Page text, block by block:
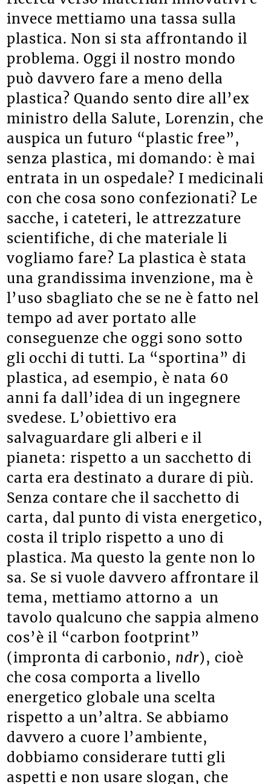
ricerca verso materiali innovativi e
invece mettiamo una tassa sulla
plastica. Non si sta affrontando il
problema. Oggi il nostro mondo
può davvero fare a meno della
plastica? Quando sento dire all’ex
ministro della Salute, Lorenzin, che
auspica un futuro “plastic free”,
senza plastica, mi domando: è mai
entrata in un ospedale? I medicinali
con che cosa sono confezionati? Le
sacche, i cateteri, le attrezzature
scientifiche, di che materiale li
vogliamo fare? La plastica è stata
una grandissima invenzione, ma è
l’uso sbagliato che se ne è fatto nel
tempo ad aver portato alle
conseguenze che oggi sono sotto
gli occhi di tutti. La “sportina” di
plastica, ad esempio, è nata 60
anni fa dall’idea di un ingegnere
svedese. L’obiettivo era
salvaguardare gli alberi e il
pianeta: rispetto a un sacchetto di
carta era destinato a durare di più.
Senza contare che il sacchetto di
carta, dal punto di vista energetico,
costa il triplo rispetto a uno di
plastica. Ma questo la gente non lo
sa. Se si vuole davvero affrontare il
tema, mettiamo attorno a
un
tavolo qualcuno che sappia almeno
cos’è il “carbon footprint”
(impronta di carbonio,
ndr ), cioè
che cosa comporta a livello
energetico globale una scelta
rispetto a un’altra. Se abbiamo
davvero a cuore l’ambiente,
dobbiamo considerare tutti gli